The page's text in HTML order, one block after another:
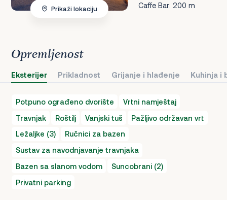
Caffe Bar: 200 m
Prikaži lokaciju
Opremljenost
Eksterijer Prikladnost Grijanje i hlađenje Kuhinja i
Potpuno ograđeno dvorište
Vrtni namještaj
Travnjak
Roštilj Vanjski tuš
Pažljivo održavan vrt
Ležaljke (3)
Ručnici za bazen
Sustav za navodnjavanje travnjaka
Bazen sa slanom vodom
Suncobrani (2)
Privatni parking